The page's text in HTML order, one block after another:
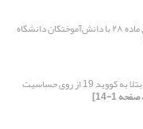
مقایسه کارایی نیروهای انسانی جذب شده از طریق ماده ۲۸ با دانش‌آموختگان دانشگاه
پیش بینی امید به زندگی در دانشجویان با تجربه ابتلا به کووید 19 از روی حساسیت